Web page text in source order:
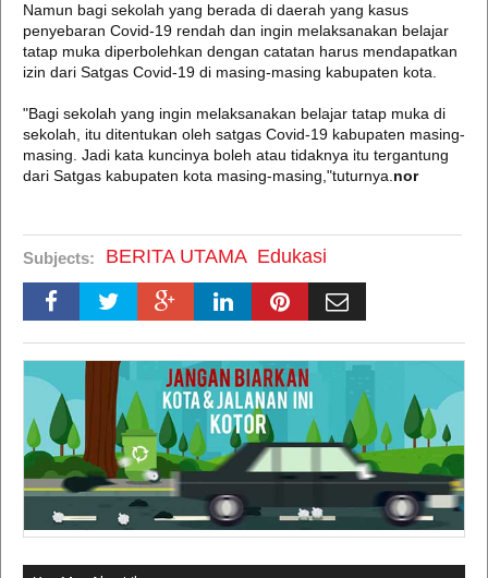
Namun bagi sekolah yang berada di daerah yang kasus
penyebaran Covid-19 rendah dan ingin melaksanakan belajar
tatap muka diperbolehkan dengan catatan harus mendapatkan
izin dari Satgas Covid-19 di masing-masing kabupaten kota.
"Bagi sekolah yang ingin melaksanakan belajar tatap muka di
sekolah, itu ditentukan oleh satgas Covid-19 kabupaten masing-
masing. Jadi kata kuncinya boleh atau tidaknya itu tergantung
dari Satgas kabupaten kota masing-masing,"tuturnya. nor
Subjects: BERITA UTAMA Edukasi